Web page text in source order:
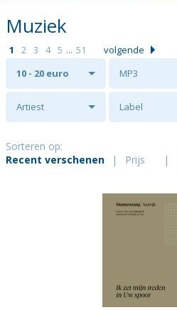
Muziek
1 2 3 4 5 ... 51
volgende
10 - 20 euro
MP3
Artiest Label
Sorteren op:
Recent verschenen
| Prijs |